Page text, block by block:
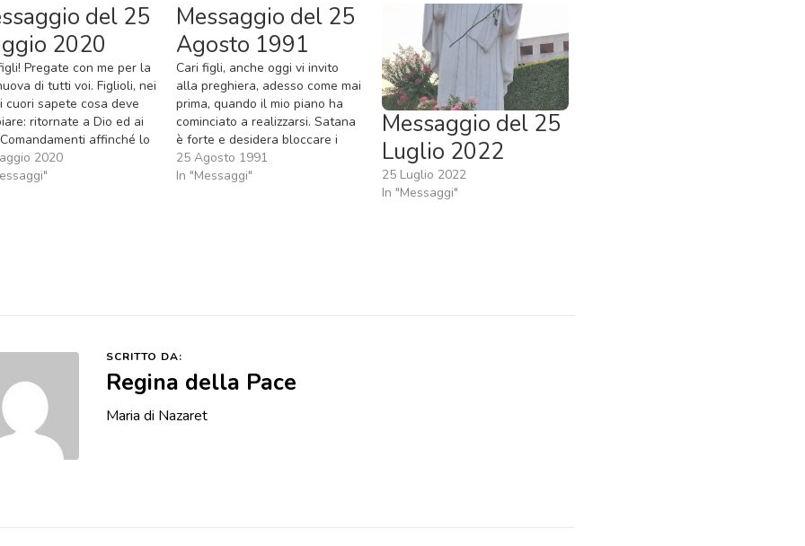
del 25
2020
Pregate con me per la
di tutti voi. Figlioli, nei
cuori sapete cosa deve
ritornate a Dio ed ai
affinché lo
Santo possa cambiare le
vite ed il volto di questa
2020
Messaggio del 25
Agosto 1991
Cari figli, anche oggi vi invito
alla preghiera, adesso come mai
prima, quando il mio piano ha
cominciato a realizzarsi. Satana
è forte e desidera bloccare i
progetti della pace e della gioia
e farvi pensare che mio Figlio
25 Agosto 1991
In "Messaggi"
Messaggio del 25
Luglio 2022
25 Luglio 2022
In "Messaggi"
SCRITTO DA:
Regina della Pace
Maria di Nazaret